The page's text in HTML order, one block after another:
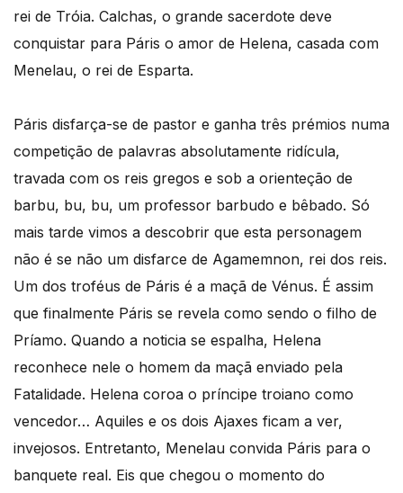
rei de Tróia. Calchas, o grande sacerdote deve
conquistar para Páris o amor de Helena, casada com
Menelau, o rei de Esparta.
Páris disfarça-se de pastor e ganha três prémios numa
competição de palavras absolutamente ridícula,
travada com os reis gregos e sob a orienteção de
barbu, bu, bu, um professor barbudo e bêbado. Só
mais tarde vimos a descobrir que esta personagem
não é se não um disfarce de Agamemnon, rei dos reis.
Um dos troféus de Páris é a maçã de Vénus. É assim
que finalmente Páris se revela como sendo o filho de
Príamo. Quando a noticia se espalha, Helena
reconhece nele o homem da maçã enviado pela
Fatalidade. Helena coroa o príncipe troiano como
vencedor… Aquiles e os dois Ajaxes ficam a ver,
invejosos. Entretanto, Menelau convida Páris para o
banquete real. Eis que chegou o momento do